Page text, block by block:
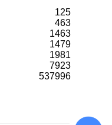
125
463
1463
1479
1981
7923
537996